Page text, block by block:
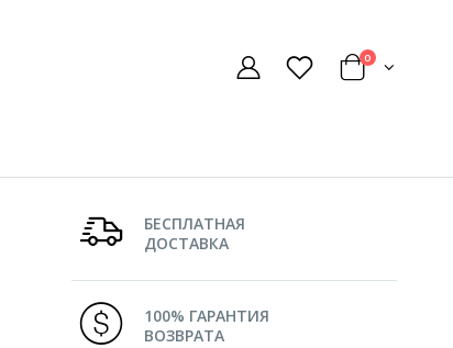
0
БЕСПЛАТНАЯ
ДОСТАВКА
100% ГАРАНТИЯ
ВОЗВРАТА